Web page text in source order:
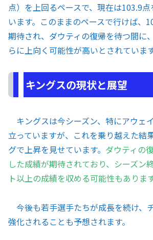
点）を上回るペースで、現在は103.9
います。このままのペースで行けば、
期待され、ダウティの復帰を待つ間に
らに上向く可能性が高いとされています
キングスの現状と展望
キングスは今シーズン、特にアウェ
立っていますが、これを乗り越えた結
グで上昇を見せています。 ダウティの
した成績が期待されており、シーズン
ト以上の成績を収める可能性もあります
今後も若手選手たちが成長を続け、
強化されることも予想されます。